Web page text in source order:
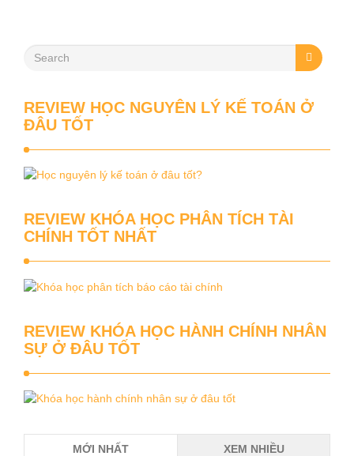
REVIEW HỌC NGUYÊN LÝ KẾ TOÁN Ở
ĐÂU TỐT
REVIEW KHÓA HỌC PHÂN TÍCH TÀI
CHÍNH TỐT NHẤT
REVIEW KHÓA HỌC HÀNH CHÍNH NHÂN
SỰ Ở ĐÂU TỐT
MỚI NHẤT XEM NHIỀU